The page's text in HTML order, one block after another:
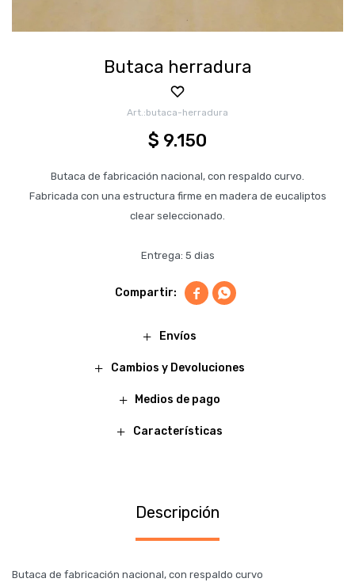
Butaca herradura
butaca-herradura
$ 9.150
Butaca de fabricación nacional, con respaldo curvo.
Fabricada con una estructura firme en madera de eucaliptos
clear seleccionado.
Entrega: 5 dias
 
Envíos
Cambios y Devoluciones
Medios de pago
Características
Descripción
Butaca de fabricación nacional, con respaldo curvo